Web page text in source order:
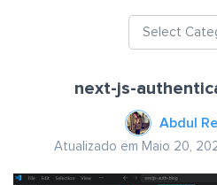
Select
next-js-
Abdul
Atualizado em Maio 20,